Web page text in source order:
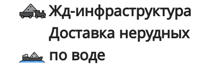
Жд-инфраструктура
Доставка нерудных
по воде